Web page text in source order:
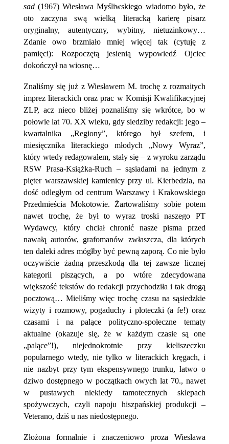
sad (1967) Wiesława Myśliwskiego wiadomo było, że
oto zaczyna swą wielką literacką karierę pisarz
oryginalny, autentyczny, wybitny, nietuzinkowy…
Zdanie owo brzmiało mniej więcej tak (cytuję z
pamięci): Rozpoczętą jesienią wypowiedź Ojciec
dokończył na wiosnę…
Znaliśmy się już z Wiesławem M. trochę z rozmaitych
imprez literackich oraz prac w Komisji Kwalifikacyjnej
ZLP, acz nieco bliżej poznaliśmy się wkrótce, bo w
połowie lat 70. XX wieku, gdy siedziby redakcji: jego –
kwartalnika „Regiony”, którego był szefem, i
miesięcznika literackiego młodych „Nowy Wyraz”,
który wtedy redagowałem, stały się – z wyroku zarządu
RSW Prasa-Książka-Ruch – sąsiadami na jednym z
pięter warszawskiej kamienicy przy ul. Kierbedzia, na
dość odległym od centrum Warszawy i Krakowskiego
Przedmieścia Mokotowie. Żartowaliśmy sobie potem
nawet trochę, że był to wyraz troski naszego PT
Wydawcy, który chciał chronić nasze pisma przed
nawałą autorów, grafomanów zwłaszcza, dla których
ten daleki adres mógłby być pewną zaporą. Co nie było
oczywiście żadną przeszkodą dla tej zawsze licznej
kategorii piszących, a po wtóre zdecydowana
większość tekstów do redakcji przychodziła i tak drogą
pocztową… Mieliśmy więc trochę czasu na sąsiedzkie
wizyty i rozmowy, pogaduchy i ploteczki (a fe!) oraz
czasami i na palące polityczno-społeczne tematy
aktualne (okazuje się, że w każdym czasie są one
„palące”!), niejednokrotnie przy kieliszeczku
popularnego wtedy, nie tylko w literackich kręgach, i
nie nazbyt przy tym ekspensywnego trunku, łatwo o
dziwo dostępnego w początkach owych lat 70., nawet
w pustawych niekiedy tamotecznych sklepach
spożywczych, czyli napoju hiszpańskiej produkcji –
Veterano, dziś u nas niedostępnego.
Złożona formalnie i znaczeniowo proza Wiesława